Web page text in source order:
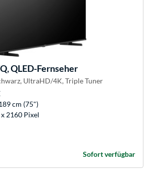
QLED-Fernseher
UltraHD/4K, Triple Tuner
cm (75")
2160 Pixel
Sofort verfügbar